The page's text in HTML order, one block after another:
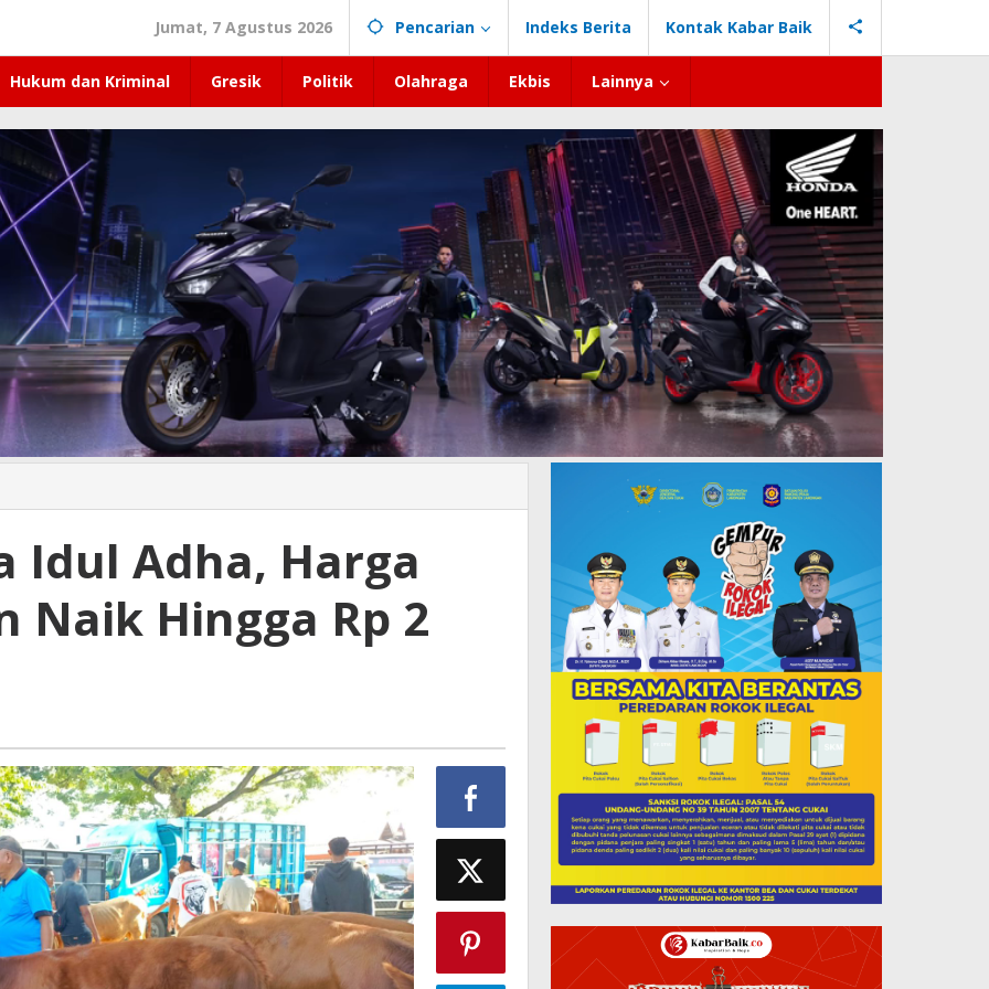
Jumat, 7 Agustus 2026 Pencarian Indeks Berita Kontak Kabar Baik
Hukum dan Kriminal Gresik Politik Olahraga Ekbis Lainnya
Idul Adha, Harga
Naik Hingga Rp 2